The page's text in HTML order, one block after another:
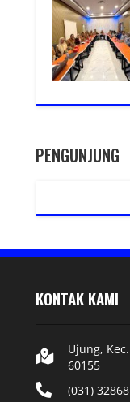
PENGUNJUNG
KONTAK KAMI
Ujung,
60155
(031)